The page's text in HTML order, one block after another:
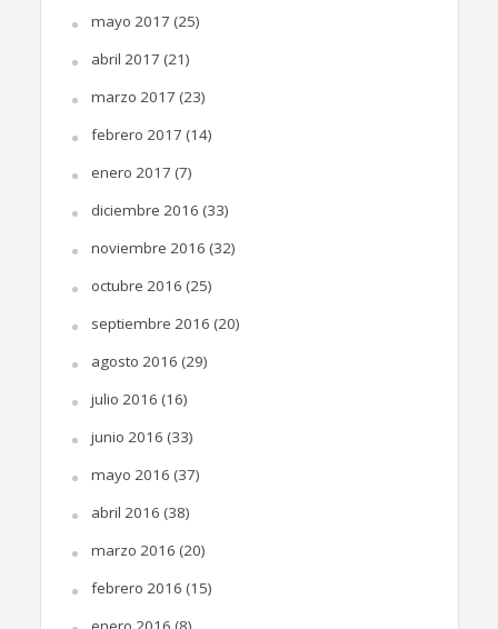
mayo 2017 (25)
abril 2017 (21)
marzo 2017 (23)
febrero 2017 (14)
enero 2017 (7)
diciembre 2016 (33)
noviembre 2016 (32)
octubre 2016 (25)
septiembre 2016 (20)
agosto 2016 (29)
julio 2016 (16)
junio 2016 (33)
mayo 2016 (37)
abril 2016 (38)
marzo 2016 (20)
febrero 2016 (15)